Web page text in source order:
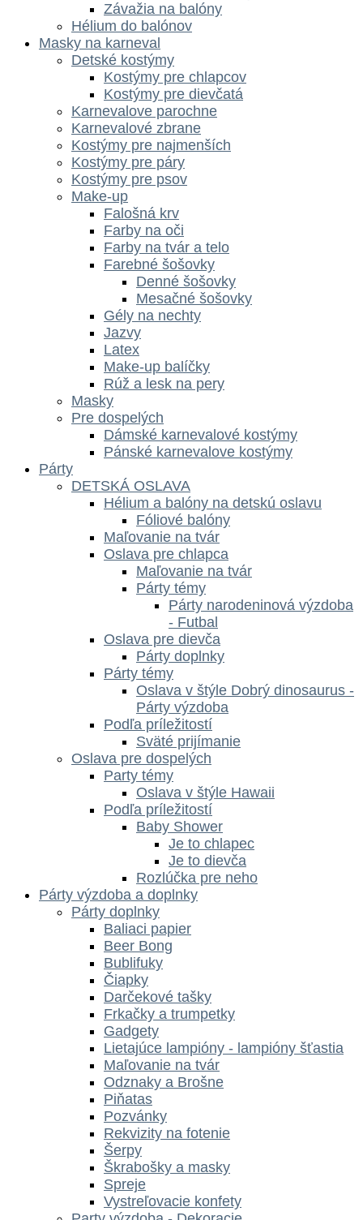
Závažia na balóny
Hélium do balónov
Masky na karneval
Detské kostýmy
Kostýmy pre chlapcov
Kostýmy pre dievčatá
Karnevalove parochne
Karnevalové zbrane
Kostýmy pre najmenších
Kostýmy pre páry
Kostýmy pre psov
Make-up
Falošná krv
Farby na oči
Farby na tvár a telo
Farebné šošovky
Denné šošovky
Mesačné šošovky
Gély na nechty
Jazvy
Latex
Make-up balíčky
Rúž a lesk na pery
Masky
Pre dospelých
Dámské karnevalové kostýmy
Pánské karnevalove kostýmy
Párty
DETSKÁ OSLAVA
Hélium a balóny na detskú oslavu
Fóliové balóny
Maľovanie na tvár
Oslava pre chlapca
Maľovanie na tvár
Párty témy
Párty narodeninová výzdoba
- Futbal
Oslava pre dievča
Párty doplnky
Párty témy
Oslava v štýle Dobrý dinosaurus -
Párty výzdoba
Podľa príležitostí
Sväté prijímanie
Oslava pre dospelých
Party témy
Oslava v štýle Hawaii
Podľa príležitostí
Baby Shower
Je to chlapec
Je to dievča
Rozlúčka pre neho
Párty výzdoba a doplnky
Párty doplnky
Baliaci papier
Beer Bong
Bublifuky
Čiapky
Darčekové tašky
Frkačky a trumpetky
Gadgety
Lietajúce lampióny - lampióny šťastia
Maľovanie na tvár
Odznaky a Brošne
Piňatas
Pozvánky
Rekvizity na fotenie
Šerpy
Škrabošky a masky
Spreje
Vystreľovacie konfety